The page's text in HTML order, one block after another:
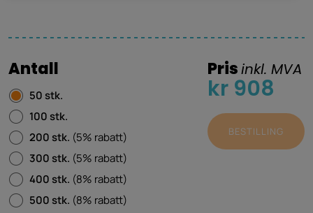
Antall
50 stk.
100 stk.
200 stk. (5% rabatt)
300 stk. (5% rabatt)
400 stk. (8% rabatt)
500 stk. (8% rabatt)
Prisinkl. MVA
kr 908
BESTILLING